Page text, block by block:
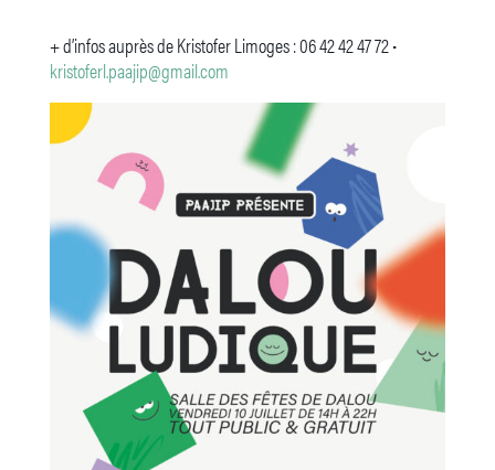
+ d’infos auprès de Kristofer Limoges : 06 42 42 47 72 •
kristoferl.paajip@gmail.com